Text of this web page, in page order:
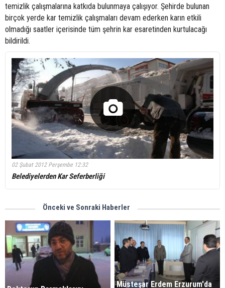
temizlik çalışmalarına katkıda bulunmaya çalışıyor. Şehirde bulunan
birçok yerde kar temizlik çalışmaları devam ederken karın etkili
olmadığı saatler içerisinde tüm şehrin kar esaretinden kurtulacağı
bildirildi.
02 Şubat 2012 Perşembe 12:32
Belediyelerden Kar Seferberliği
Önceki ve Sonraki Haberler
Müsteşar Erdem Erzurum'da